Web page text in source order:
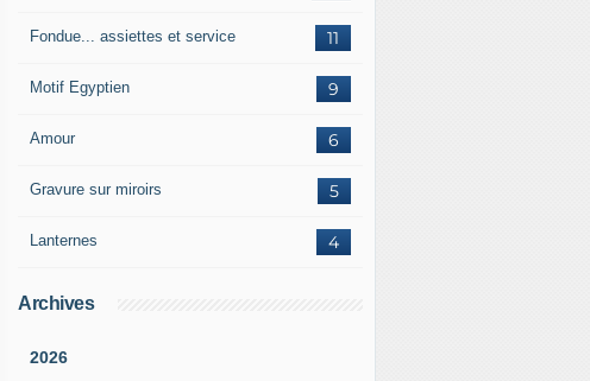
11
Fondue... assiettes et service
9
Motif Egyptien
6
Amour
5
Gravure sur miroirs
4
Lanternes
Archives
2026